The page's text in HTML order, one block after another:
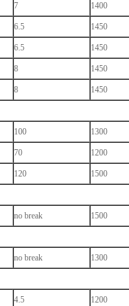
7 1400
6.5 1450
6.5 1450
8 1450
8 1450
100 1300
70 1200
120 1500
no break 1500
no break 1300
4.5 1200